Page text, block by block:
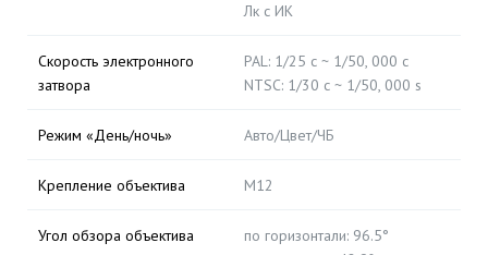
Лк с ИК
Скорость электронного
затвора
PAL: 1/25 с ~ 1/50, 000 с
NTSC: 1/30 с ~ 1/50, 000 s
Режим «День/ночь» Авто/Цвет/ЧБ
Крепление объектива М12
Угол обзора объектива
по горизонтали: 96.5°